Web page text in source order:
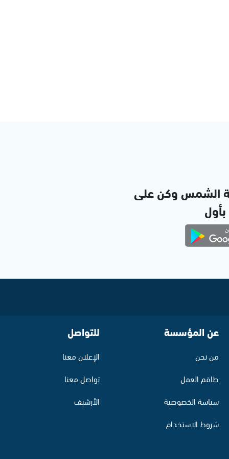
الشمس وكن على
بأول
عن المؤسسة
من نحن
طاقم العمل
سياسة الخصوصية
شروط الاستخدام
للتواصل
الإعلان معنا
تواصل معنا
الأرشيف